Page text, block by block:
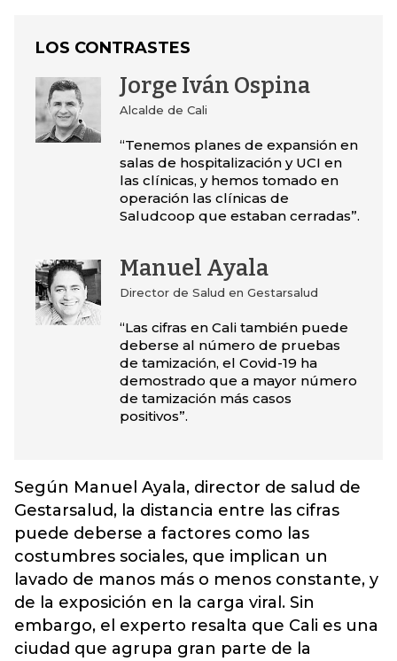
LOS CONTRASTES
Jorge Iván Ospina
Alcalde de Cali
“Tenemos planes de expansión en
salas de hospitalización y UCI en
las clínicas, y hemos tomado en
operación las clínicas de
Saludcoop que estaban cerradas”.
Manuel Ayala
Director de Salud en Gestarsalud
“Las cifras en Cali también puede
deberse al número de pruebas
de tamización, el Covid-19 ha
demostrado que a mayor número
de tamización más casos
positivos”.
Según Manuel Ayala, director de salud de
Gestarsalud, la distancia entre las cifras
puede deberse a factores como las
costumbres sociales, que implican un
lavado de manos más o menos constante, y
de la exposición en la carga viral. Sin
embargo, el experto resalta que Cali es una
ciudad que agrupa gran parte de la